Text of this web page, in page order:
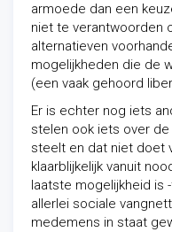
armoede dan een
niet te verantwoorden
alternatieven
mogelijkheden die de
(een vaak gehoord
Er is echter nog iets
stelen ook iets over
steelt en dat niet doet
klaarblijkelijk vanuit
laatste mogelijkheid is
allerlei sociale
medemens in staat